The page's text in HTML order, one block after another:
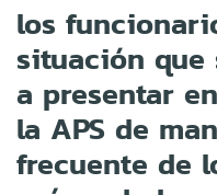
los
situación que
a presentar
la APS de
frecuente de